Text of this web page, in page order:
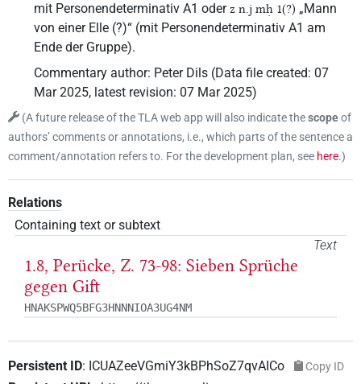
mit Personendeterminativ A1 oderz n.j mḥ 1(?) „Mann
von einer Elle (?)“ (mit Personendeterminativ A1 am
Ende der Gruppe).
Commentary author: Peter Dils (Data file created: 07
Mar 2025, latest revision: 07 Mar 2025)
(A future release of the TLA web app will also indicate thescopeof
authors’ comments or annotations, i.e., which parts of the sentence a
comment/annotation refers to. For the development plan, see here.)
Relations
Containing text or subtext
Text
1.8, Perücke, Z. 73-98: Sieben Sprüche
gegen Gift
HNAKSPWQ5BFG3HNNNIOA3UG4NM
Persistent ID: ICUAZeeVGmiY3kBPhSoZ7qvAICo Copy ID